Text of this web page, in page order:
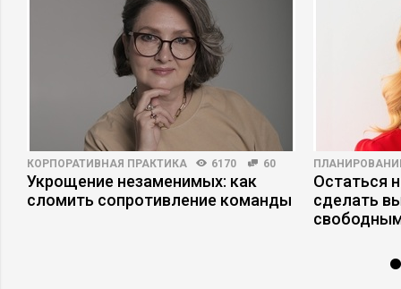
КОРПОРАТИВНАЯ ПРАКТИКА 6170 60
Укрощение незаменимых: как
сломить сопротивление команды
Остаться
сделать